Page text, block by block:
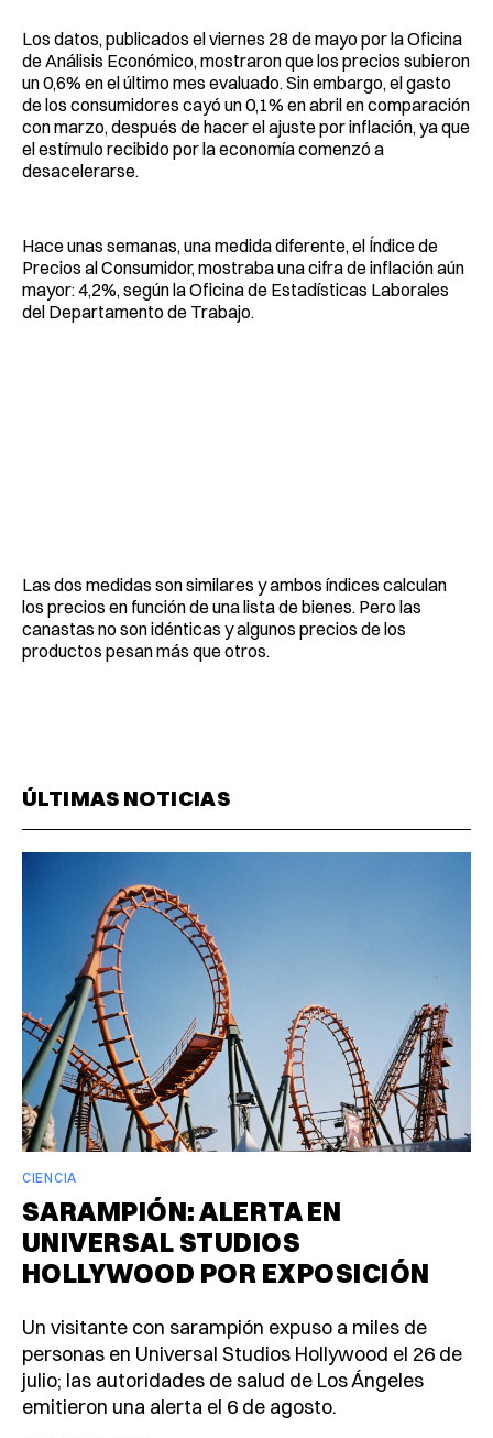
Los datos, publicados el viernes 28 de mayo por la Oficina
de Análisis Económico, mostraron que los precios subieron
un 0,6% en el último mes evaluado. Sin embargo, el gasto
de los consumidores cayó un 0,1% en abril en comparación
con marzo, después de hacer el ajuste por inflación, ya que
el estímulo recibido por la economía comenzó a
desacelerarse.
Hace unas semanas, una medida diferente, el Índice de
Precios al Consumidor, mostraba una cifra de inflación aún
mayor: 4,2%, según la Oficina de Estadísticas Laborales
del Departamento de Trabajo.
Las dos medidas son similares y ambos índices calculan
los precios en función de una lista de bienes. Pero las
canastas no son idénticas y algunos precios de los
productos pesan más que otros.
ÚLTIMAS NOTICIAS
CIENCIA
SARAMPIÓN: ALERTA EN
UNIVERSAL STUDIOS
HOLLYWOOD POR EXPOSICIÓN
Un visitante con sarampión expuso a miles de
personas en Universal Studios Hollywood el 26 de
julio; las autoridades de salud de Los Ángeles
emitieron una alerta el 6 de agosto.